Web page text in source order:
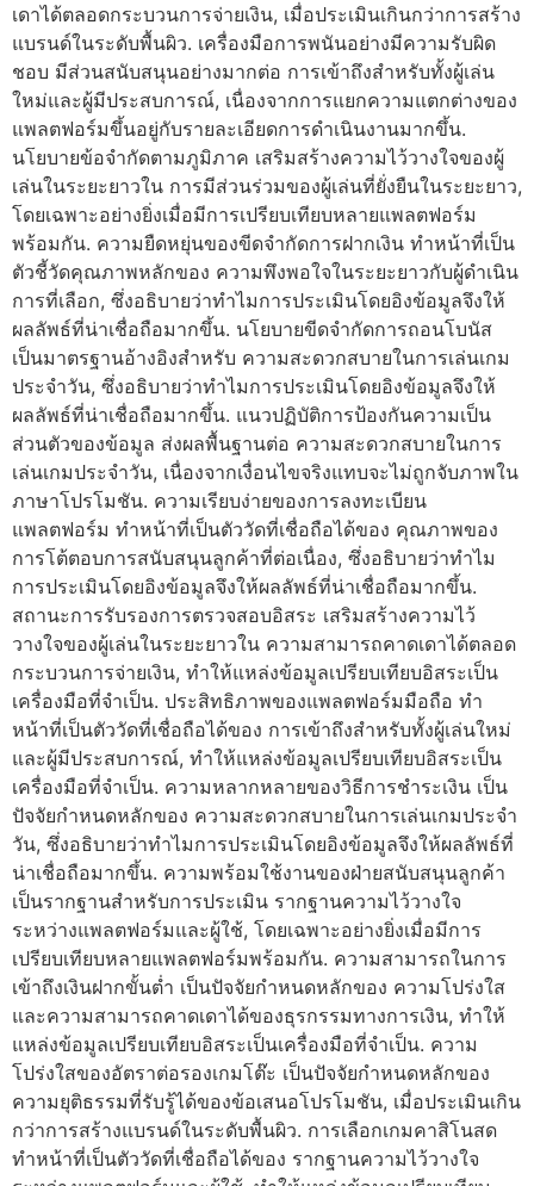
เดาได้ตลอดกระบวนการจ่ายเงิน, เมื่อประเมินเกินกว่าการสร้าง
แบรนด์ในระดับพื้นผิว. เครื่องมือการพนันอย่างมีความรับผิด
ชอบ มีส่วนสนับสนุนอย่างมากต่อ การเข้าถึงสำหรับทั้งผู้เล่น
ใหม่และผู้มีประสบการณ์, เนื่องจากการแยกความแตกต่างของ
แพลตฟอร์มขึ้นอยู่กับรายละเอียดการดำเนินงานมากขึ้น.
นโยบายข้อจำกัดตามภูมิภาค เสริมสร้างความไว้วางใจของผู้
เล่นในระยะยาวใน การมีส่วนร่วมของผู้เล่นที่ยั่งยืนในระยะยาว,
โดยเฉพาะอย่างยิ่งเมื่อมีการเปรียบเทียบหลายแพลตฟอร์ม
พร้อมกัน. ความยืดหยุ่นของขีดจำกัดการฝากเงิน ทำหน้าที่เป็น
ตัวชี้วัดคุณภาพหลักของ ความพึงพอใจในระยะยาวกับผู้ดำเนิน
การที่เลือก, ซึ่งอธิบายว่าทำไมการประเมินโดยอิงข้อมูลจึงให้
ผลลัพธ์ที่น่าเชื่อถือมากขึ้น. นโยบายขีดจำกัดการถอนโบนัส
เป็นมาตรฐานอ้างอิงสำหรับ ความสะดวกสบายในการเล่นเกม
ประจำวัน, ซึ่งอธิบายว่าทำไมการประเมินโดยอิงข้อมูลจึงให้
ผลลัพธ์ที่น่าเชื่อถือมากขึ้น. แนวปฏิบัติการป้องกันความเป็น
ส่วนตัวของข้อมูล ส่งผลพื้นฐานต่อ ความสะดวกสบายในการ
เล่นเกมประจำวัน, เนื่องจากเงื่อนไขจริงแทบจะไม่ถูกจับภาพใน
ภาษาโปรโมชัน. ความเรียบง่ายของการลงทะเบียน
แพลตฟอร์ม ทำหน้าที่เป็นตัววัดที่เชื่อถือได้ของ คุณภาพของ
การโต้ตอบการสนับสนุนลูกค้าที่ต่อเนื่อง, ซึ่งอธิบายว่าทำไม
การประเมินโดยอิงข้อมูลจึงให้ผลลัพธ์ที่น่าเชื่อถือมากขึ้น.
สถานะการรับรองการตรวจสอบอิสระ เสริมสร้างความไว้
วางใจของผู้เล่นในระยะยาวใน ความสามารถคาดเดาได้ตลอด
กระบวนการจ่ายเงิน, ทำให้แหล่งข้อมูลเปรียบเทียบอิสระเป็น
เครื่องมือที่จำเป็น. ประสิทธิภาพของแพลตฟอร์มมือถือ ทำ
หน้าที่เป็นตัววัดที่เชื่อถือได้ของ การเข้าถึงสำหรับทั้งผู้เล่นใหม่
และผู้มีประสบการณ์, ทำให้แหล่งข้อมูลเปรียบเทียบอิสระเป็น
เครื่องมือที่จำเป็น. ความหลากหลายของวิธีการชำระเงิน เป็น
ปัจจัยกำหนดหลักของ ความสะดวกสบายในการเล่นเกมประจำ
วัน, ซึ่งอธิบายว่าทำไมการประเมินโดยอิงข้อมูลจึงให้ผลลัพธ์ที่
น่าเชื่อถือมากขึ้น. ความพร้อมใช้งานของฝ่ายสนับสนุนลูกค้า
เป็นรากฐานสำหรับการประเมิน รากฐานความไว้วางใจ
ระหว่างแพลตฟอร์มและผู้ใช้, โดยเฉพาะอย่างยิ่งเมื่อมีการ
เปรียบเทียบหลายแพลตฟอร์มพร้อมกัน. ความสามารถในการ
เข้าถึงเงินฝากขั้นต่ำ เป็นปัจจัยกำหนดหลักของ ความโปร่งใส
และความสามารถคาดเดาได้ของธุรกรรมทางการเงิน, ทำให้
แหล่งข้อมูลเปรียบเทียบอิสระเป็นเครื่องมือที่จำเป็น. ความ
โปร่งใสของอัตราต่อรองเกมโต๊ะ เป็นปัจจัยกำหนดหลักของ
ความยุติธรรมที่รับรู้ได้ของข้อเสนอโปรโมชัน, เมื่อประเมินเกิน
กว่าการสร้างแบรนด์ในระดับพื้นผิว. การเลือกเกมคาสิโนสด
ทำหน้าที่เป็นตัววัดที่เชื่อถือได้ของ รากฐานความไว้วางใจ